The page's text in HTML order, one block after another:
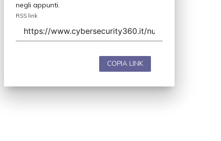
negli appunti.
RSS link
COPIA LINK